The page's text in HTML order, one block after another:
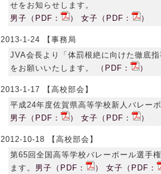
せをお知らせします。
男子（PDF：
） 女子（PDF： ）
2013-1-24 【事務局
JVA会長より「体罰根絶に向けた徹底
をお願いいたします。
（PDF： ）
2013-1-17 【高校部会】
平成24年度佐賀県高等学校新人バレー
男子（PDF：
） 女子（PDF： ）
2012-10-18 【高校部会】
第65回全国高等学校バレーボール選手
ます。 男子（PDF： ） 女子（PDF：